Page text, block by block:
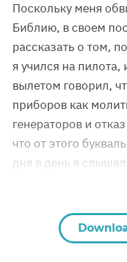
Поскольку меня
Библию, в своем
рассказать о том,
я учился на
вылетом говорил,
приборов как
генераторов и
что от этого
дня в день я слышал